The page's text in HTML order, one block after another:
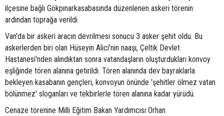
ilçesine bağlı Gökpınarkasabasında düzenlenen askeri törenin
ardından toprağa verildi.
Van'da bir askeri aracın devrilmesi sonucu 3 asker şehit oldu. Bu
askerlerden biri olan Hüseyin Alici'nin naaşı, Çeltik Devlet
Hastanesi'nden alındıktan sonra vatandaşların oluşturdukları konvoy
eşliğinde tören alanına getirildi. Tören alanında dev bayraklarla
bekleyen kasabanın gençleri, konvoyun önünde 'şehitler ölmez vatan
bölünmez' sloganları ve tekbirlerle tören alanına kadar yürüdü.
Cenaze törenine Milli Eğitim Bakan Yardımcısı Orhan